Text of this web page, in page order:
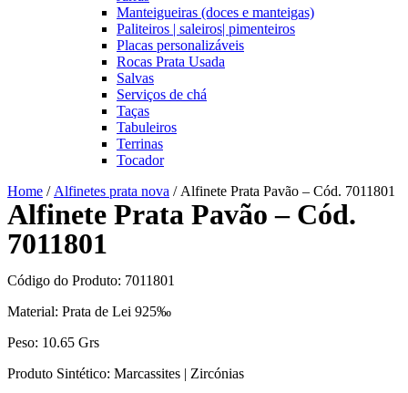
Manteigueiras (doces e manteigas)
Paliteiros | saleiros| pimenteiros
Placas personalizáveis
Rocas Prata Usada
Salvas
Serviços de chá
Taças
Tabuleiros
Terrinas
Tocador
Home / Alfinetes prata nova / Alfinete Prata Pavão – Cód. 7011801
Alfinete Prata Pavão – Cód.
7011801
Código do Produto: 7011801
Material: Prata de Lei 925‰
Peso: 10.65 Grs
Produto Sintético: Marcassites | Zircónias